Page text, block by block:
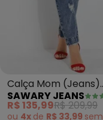
Calça Mom (Jeans)
Destroyed Sawary
SAWARY JEANS
R$ 135,99R$ 209,99
ou 4x de R$ 33,99 sem